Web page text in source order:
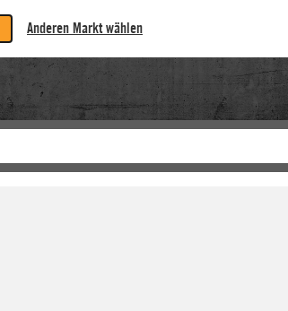
Anderen Markt wählen